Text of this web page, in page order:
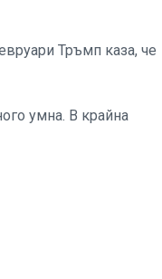
Тръмп каза, че
умна. В крайна